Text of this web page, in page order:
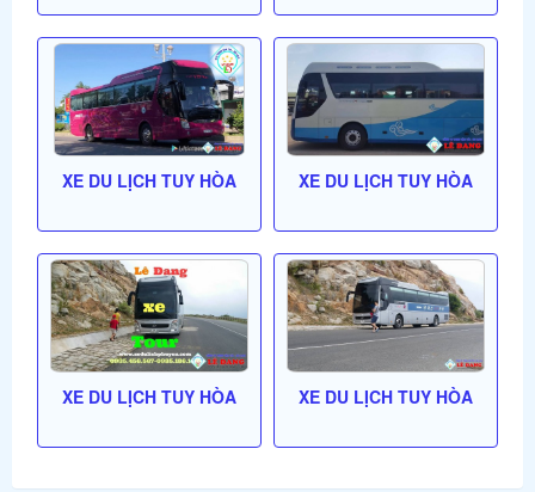
XE DU LỊCH TUY HÒA XE DU LỊCH TUY HÒA
XE DU LỊCH TUY HÒA XE DU LỊCH TUY HÒA